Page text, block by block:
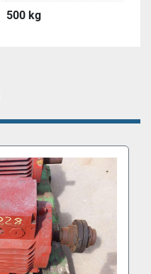
500 kg